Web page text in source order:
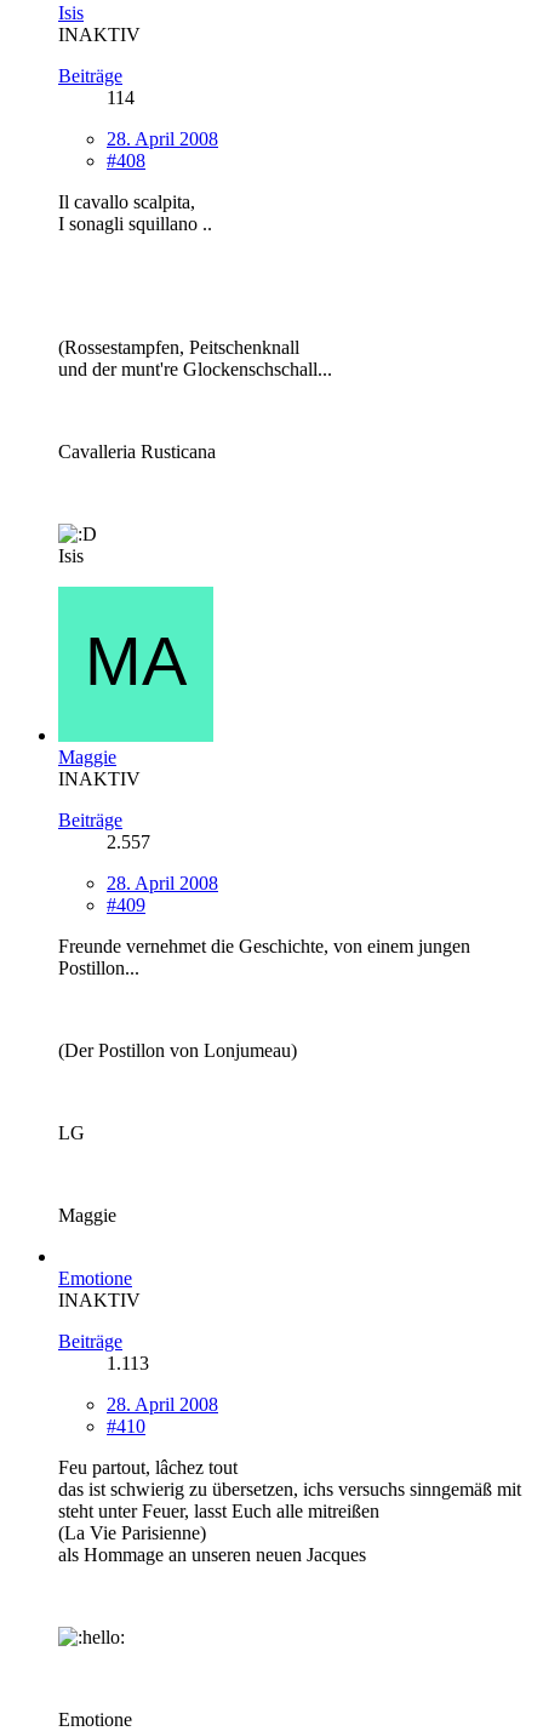
Isis
INAKTIV
Beiträge
114
28. April 2008
#408
Il cavallo scalpita,
I sonagli squillano ..
(Rossestampfen, Peitschenknall
und der munt're Glockenschschall...
Cavalleria Rusticana
Isis
Maggie
INAKTIV
Beiträge
2.557
28. April 2008
#409
Freunde vernehmet die Geschichte, von einem jungen
Postillon...
(Der Postillon von Lonjumeau)
LG
Maggie
Emotione
INAKTIV
Beiträge
1.113
28. April 2008
#410
Feu partout, lâchez tout
das ist schwierig zu übersetzen, ichs versuchs sinngemäß mit
steht unter Feuer, lasst Euch alle mitreißen
(La Vie Parisienne)
als Hommage an unseren neuen Jacques
Emotione